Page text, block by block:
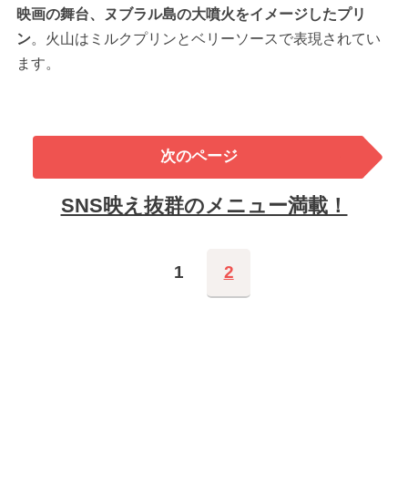
映画の舞台、ヌブラル島の大噴火をイメージしたプリ
ン。火山はミルクプリンとベリーソースで表現されてい
ます。
次のページ
SNS映え抜群のメニュー満載！
1 2